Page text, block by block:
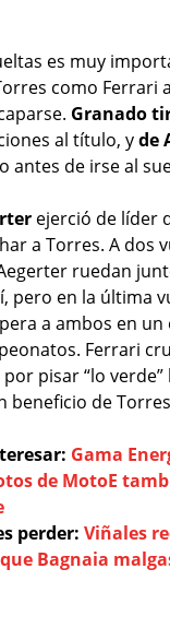
es muy
como Ferrari
Granado
al título, yde
antes de irse al
ejerció de líder
a Torres. A dos
ruedan
pero en la última
a ambos en
Ferrari
pisar “lo
beneficio de
Gama
de MotoE
perder: Viñales
Bagnaia